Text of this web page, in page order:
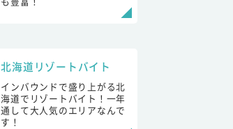
北海道リゾートバイト
インバウンドで盛り上がる北
海道でリゾートバイト！一年
通して大人気のエリアなんで
す！